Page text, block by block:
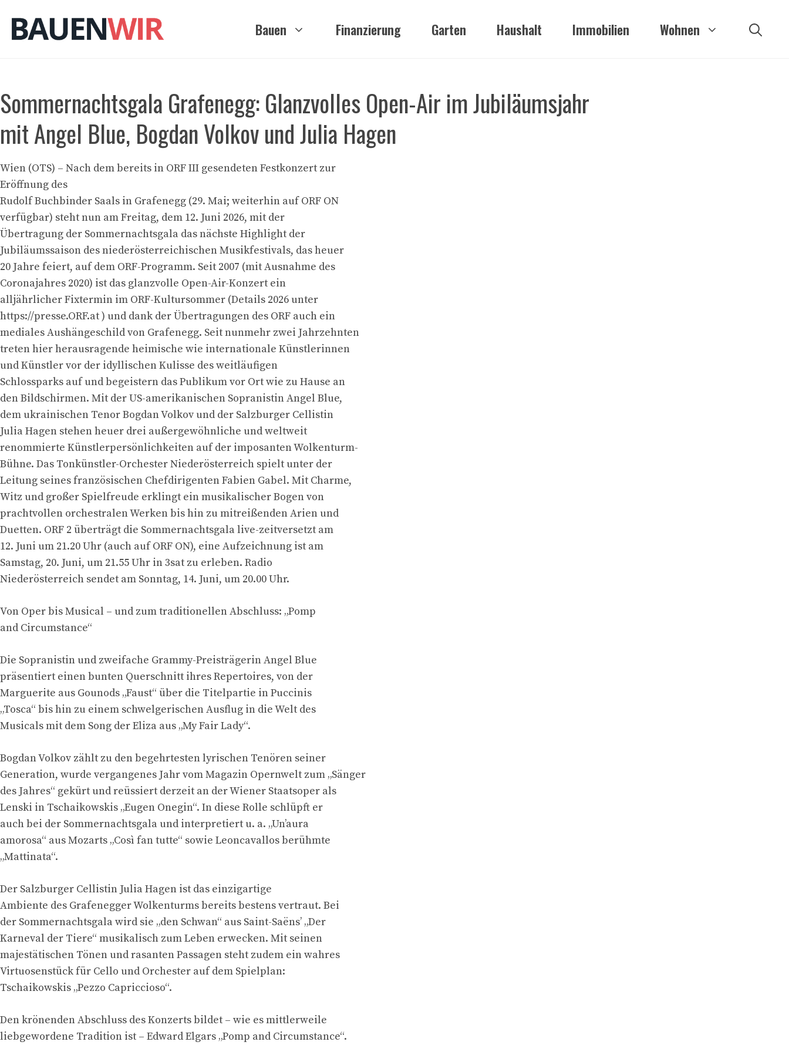
Inhalt
springen
Bauen Finanzierung Garten Haushalt Immobilien Wohnen
Sommernachtsgala Grafenegg: Glanzvolles Open-Air im Jubiläumsjahr
mit Angel Blue, Bogdan Volkov und Julia Hagen
Wien (OTS) – Nach dem bereits in ORF III gesendeten Festkonzert zur
Eröffnung des
Rudolf Buchbinder Saals in Grafenegg (29. Mai; weiterhin auf ORF ON
verfügbar) steht nun am Freitag, dem 12. Juni 2026, mit der
Übertragung der Sommernachtsgala das nächste Highlight der
Jubiläumssaison des niederösterreichischen Musikfestivals, das heuer
20 Jahre feiert, auf dem ORF-Programm. Seit 2007 (mit Ausnahme des
Coronajahres 2020) ist das glanzvolle Open-Air-Konzert ein
alljährlicher Fixtermin im ORF-Kultursommer (Details 2026 unter
https://presse.ORF.at ) und dank der Übertragungen des ORF auch ein
mediales Aushängeschild von Grafenegg. Seit nunmehr zwei Jahrzehnten
treten hier herausragende heimische wie internationale Künstlerinnen
und Künstler vor der idyllischen Kulisse des weitläufigen
Schlossparks auf und begeistern das Publikum vor Ort wie zu Hause an
den Bildschirmen. Mit der US-amerikanischen Sopranistin Angel Blue,
dem ukrainischen Tenor Bogdan Volkov und der Salzburger Cellistin
Julia Hagen stehen heuer drei außergewöhnliche und weltweit
renommierte Künstlerpersönlichkeiten auf der imposanten Wolkenturm-
Bühne. Das Tonkünstler-Orchester Niederösterreich spielt unter der
Leitung seines französischen Chefdirigenten Fabien Gabel. Mit Charme,
Witz und großer Spielfreude erklingt ein musikalischer Bogen von
prachtvollen orchestralen Werken bis hin zu mitreißenden Arien und
Duetten. ORF 2 überträgt die Sommernachtsgala live-zeitversetzt am
12. Juni um 21.20 Uhr (auch auf ORF ON), eine Aufzeichnung ist am
Samstag, 20. Juni, um 21.55 Uhr in 3sat zu erleben. Radio
Niederösterreich sendet am Sonntag, 14. Juni, um 20.00 Uhr.
Von Oper bis Musical – und zum traditionellen Abschluss: „Pomp
and Circumstance“
Die Sopranistin und zweifache Grammy-Preisträgerin Angel Blue
präsentiert einen bunten Querschnitt ihres Repertoires, von der
Marguerite aus Gounods „Faust“ über die Titelpartie in Puccinis
„Tosca“ bis hin zu einem schwelgerischen Ausflug in die Welt des
Musicals mit dem Song der Eliza aus „My Fair Lady“.
Bogdan Volkov zählt zu den begehrtesten lyrischen Tenören seiner
Generation, wurde vergangenes Jahr vom Magazin Opernwelt zum „Sänger
des Jahres“ gekürt und reüssiert derzeit an der Wiener Staatsoper als
Lenski in Tschaikowskis „Eugen Onegin“. In diese Rolle schlüpft er
auch bei der Sommernachtsgala und interpretiert u. a. „Un’aura
amorosa“ aus Mozarts „Così fan tutte“ sowie Leoncavallos berühmte
„Mattinata“.
Der Salzburger Cellistin Julia Hagen ist das einzigartige
Ambiente des Grafenegger Wolkenturms bereits bestens vertraut. Bei
der Sommernachtsgala wird sie „den Schwan“ aus Saint-Saëns’ „Der
Karneval der Tiere“ musikalisch zum Leben erwecken. Mit seinen
majestätischen Tönen und rasanten Passagen steht zudem ein wahres
Virtuosenstück für Cello und Orchester auf dem Spielplan:
Tschaikowskis „Pezzo Capriccioso“.
Den krönenden Abschluss des Konzerts bildet – wie es mittlerweile
liebgewordene Tradition ist – Edward Elgars „Pomp and Circumstance“.